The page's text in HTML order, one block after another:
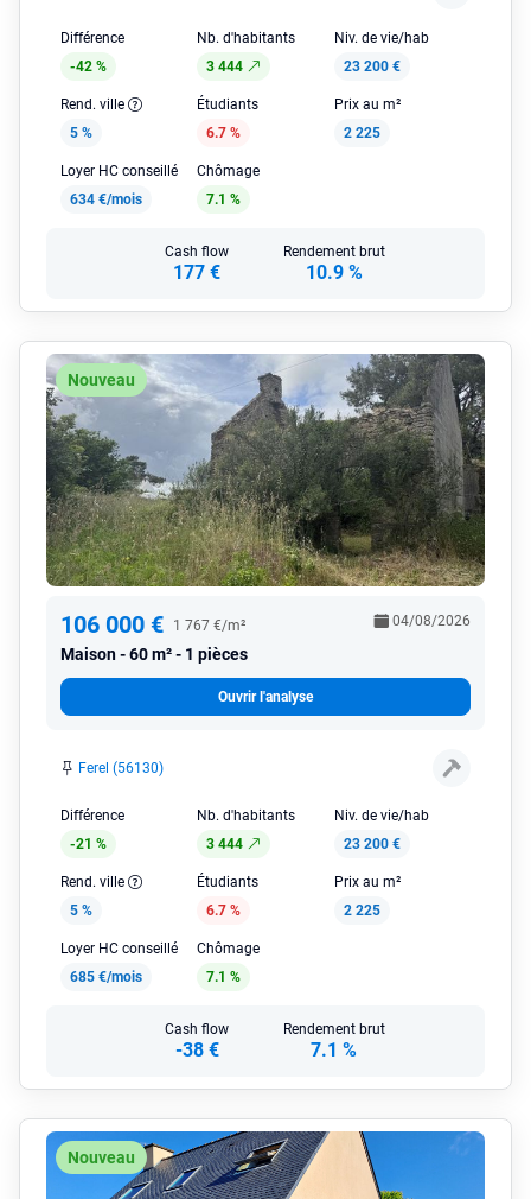
Différence
-42 %
Nb. d'habitants
3 444
Niv. de vie/hab
23 200 €
Rend. ville
5 %
Étudiants
6.7 %
Prix au m²
2 225
Loyer HC conseillé
634 €/mois
Chômage
7.1 %
Cash flow
177 €
Rendement brut
10.9 %
Nouveau
106 000 € 1 767 €/m²
Maison 60 m² - 1 pièces
04/08/2026
Ouvrir l'analyse
Ferel (56130)
Différence
-21 %
Nb. d'habitants
3 444
Niv. de vie/hab
23 200 €
Rend. ville
5 %
Étudiants
6.7 %
Prix au m²
2 225
Loyer HC conseillé
685 €/mois
Chômage
7.1 %
Cash flow
-38 €
Rendement brut
7.1 %
Nouveau